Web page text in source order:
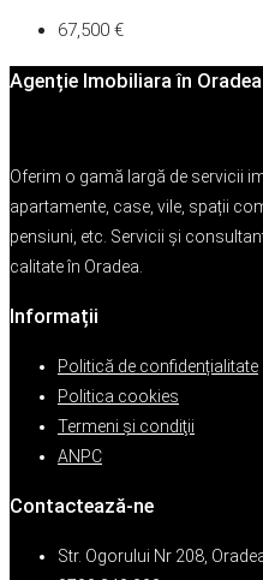
67,500 €
Agenție Imobiliara în Oradea
Oferim o gamă largă de servicii
apartamente, case, vile, spații
pensiuni, etc. Servicii și
calitate în Oradea.
Informații
Politică de confidențialitate
Politica cookies
Termeni şi condiţii
ANPC
Contactează-ne
Str. Ogorului Nr 208,